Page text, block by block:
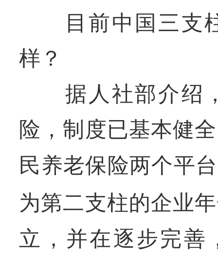
目前中国三支柱
样？
据人社部介绍，
险，制度已基本健
民养老保险两个平
为第二支柱的企业
立，并在逐步完善